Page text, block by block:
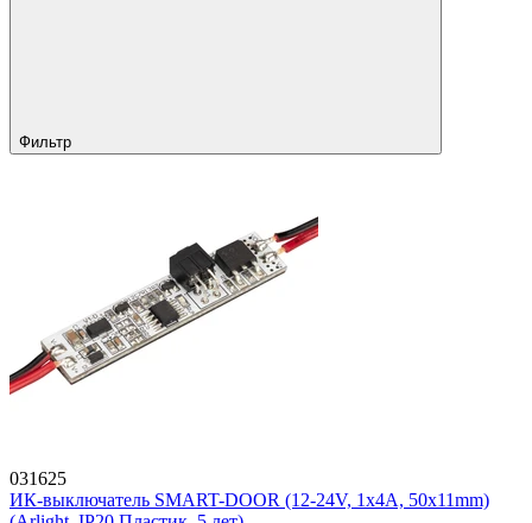
Фильтр
031625
ИК-выключатель SMART-DOOR (12-24V, 1х4А, 50x11mm)